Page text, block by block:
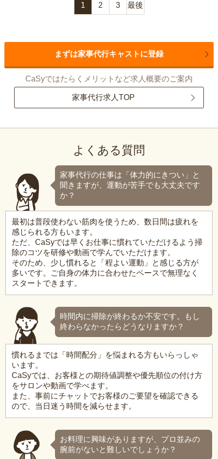
1 2 3 最後
まずは家事代行キャストに登録
CaSyではたらくメリットなど求人概要のご案内
家事代行求人TOP
よくある質問
家事代行の仕事は「体力的にきつい」と
聞きますが、運動が苦手でも大丈夫です
か？
最初は普段使わない筋肉を使うため、数日間は疲れを
感じられる方もいます。
ただ、CaSyでは早くお仕事に慣れていただけるよう掃
除のコツを研修や動画で学んでいただけます。
そのため、少し慣れると「程よい運動」と感じる方が
多いです。ご自身の体力に合わせたペースで無理なく
スタートできます。
時間内に掃除が終わるか不安です。もし
終わらなかったらどうなりますか？
慣れるまでは「時間配分」を悩まれる方もいらっしゃ
います。
CaSyでは、お客様との期待値調整や優先順位の付け方
をサロンや動画で学べます。
また、事前にチャットでお客様のご要望を確認できる
ので、当日迷う時間を減らせます。
お料理に興味がありますが、プロ並みの
腕前がないと難しいでしょうか？